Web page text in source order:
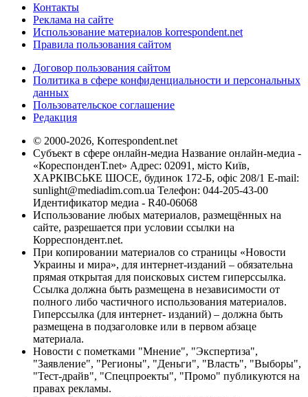
Контакты
Реклама на сайте
Использование материалов korrespondent.net
Правила пользования сайтом
Договор пользования сайтом
Политика в сфере конфиденциальности и персональных
данных
Пользовательское соглашение
Редакция
© 2000-2026, Korrespondent.net
Субъект в сфере онлайн-медиа Название онлайн-медиа -
«КореспонденТ.net» Адрес: 02091, місто Київ,
ХАРКІВСЬКЕ ШОСЕ, будинок 172-Б, офіс 208/1 E-mail:
sunlight@mediadim.com.ua Телефон: 044-205-43-00
Идентификатор медиа - R40-06068
Использование любых материалов, размещённых на
сайте, разрешается при условии ссылки на
Корреспондент.net.
При копировании материалов со страницы «Новости
Украины и мира», для интернет-изданий – обязательна
прямая открытая для поисковых систем гиперссылка.
Ссылка должна быть размещена в независимости от
полного либо частичного использования материалов.
Гиперссылка (для интернет- изданий) – должна быть
размещена в подзаголовке или в первом абзаце
материала.
Новости с пометками "Мнение", "Экспертиза",
"Заявление", "Регионы", "Деньги", "Власть", "Выборы",
"Тест-драйв", "Спецпроекты", "Промо" публикуются на
правах рекламы.